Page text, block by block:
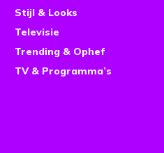
Stijl & Looks
Televisie
Trending & Ophef
TV & Programma’s